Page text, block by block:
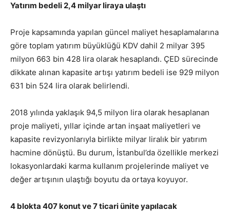
Yatırım bedeli 2,4 milyar liraya ulaştı
Proje kapsamında yapılan güncel maliyet hesaplamalarına
göre toplam yatırım büyüklüğü KDV dahil 2 milyar 395
milyon 663 bin 428 lira olarak hesaplandı. ÇED sürecinde
dikkate alınan kapasite artışı yatırım bedeli ise 929 milyon
631 bin 524 lira olarak belirlendi.
2018 yılında yaklaşık 94,5 milyon lira olarak hesaplanan
proje maliyeti, yıllar içinde artan inşaat maliyetleri ve
kapasite revizyonlarıyla birlikte milyar liralık bir yatırım
hacmine dönüştü. Bu durum, İstanbul’da özellikle merkezi
lokasyonlardaki karma kullanım projelerinde maliyet ve
değer artışının ulaştığı boyutu da ortaya koyuyor.
4 blokta 407 konut ve 7 ticari ünite yapılacak